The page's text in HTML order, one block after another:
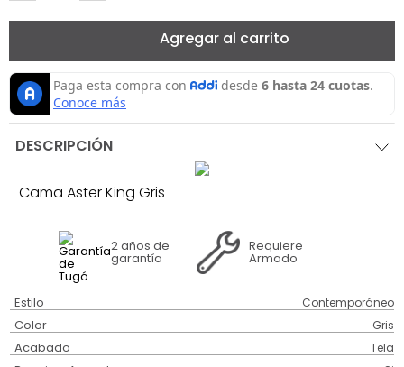
Agregar al carrito
DESCRIPCIÓN
Cama Aster King Gris
2 años de
garantía
Requiere
Armado
Estilo Contemporáneo
Color Gris
Acabado Tela